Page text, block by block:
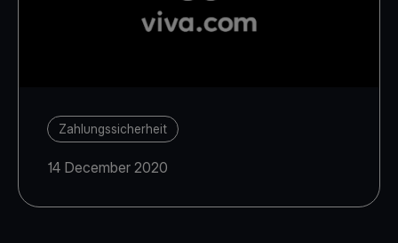
Zahlungssicherheit
14 December 2020